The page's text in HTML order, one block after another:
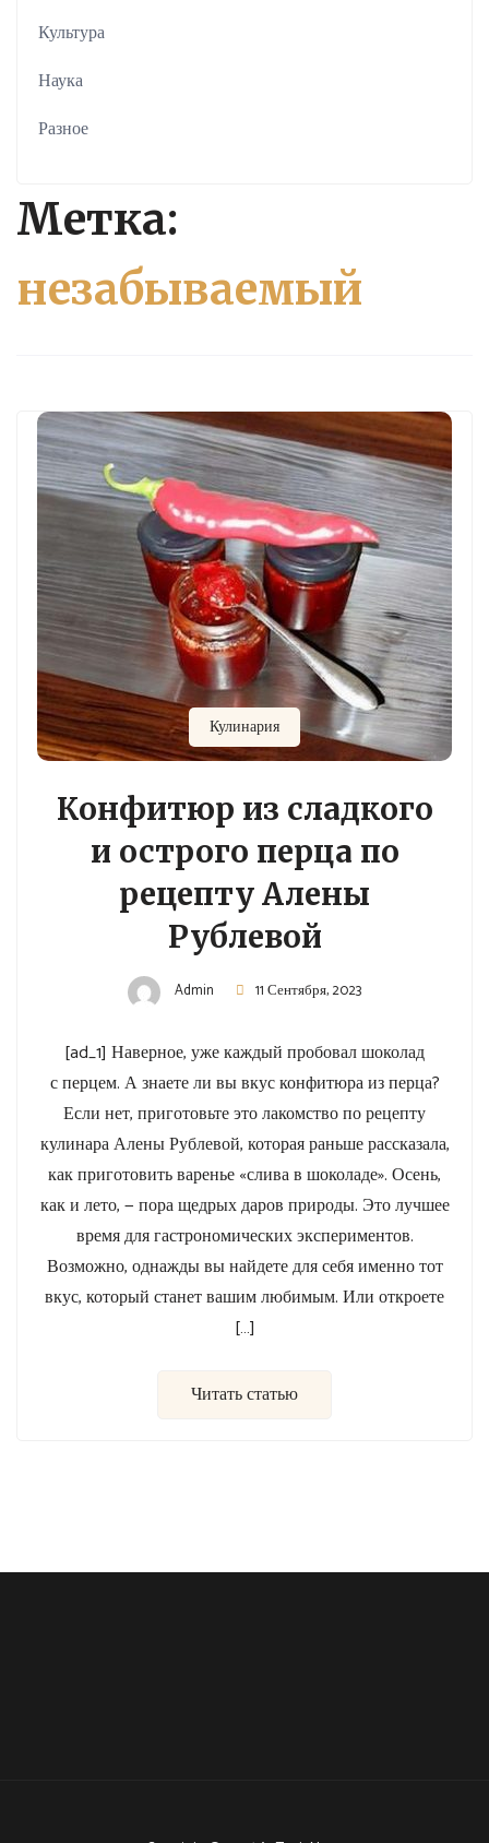
Метка:
незабываемый
Кулинария
Конфитюр из сладкого
и острого перца по
рецепту Алены
Рублевой
Admin 11 Сентября, 2023
[ad_1] Наверное, уже каждый пробовал шоколад
с перцем. А знаете ли вы вкус конфитюра из перца?
Если нет, приготовьте это лакомство по рецепту
кулинара Алены Рублевой, которая раньше рассказала,
как приготовить варенье «слива в шоколаде». Осень,
как и лето, — пора щедрых даров природы. Это лучшее
время для гастрономических экспериментов.
Возможно, однажды вы найдете для себя именно тот
вкус, который станет вашим любимым. Или откроете
[…]
Читать статью
Культура
Наука
Разное